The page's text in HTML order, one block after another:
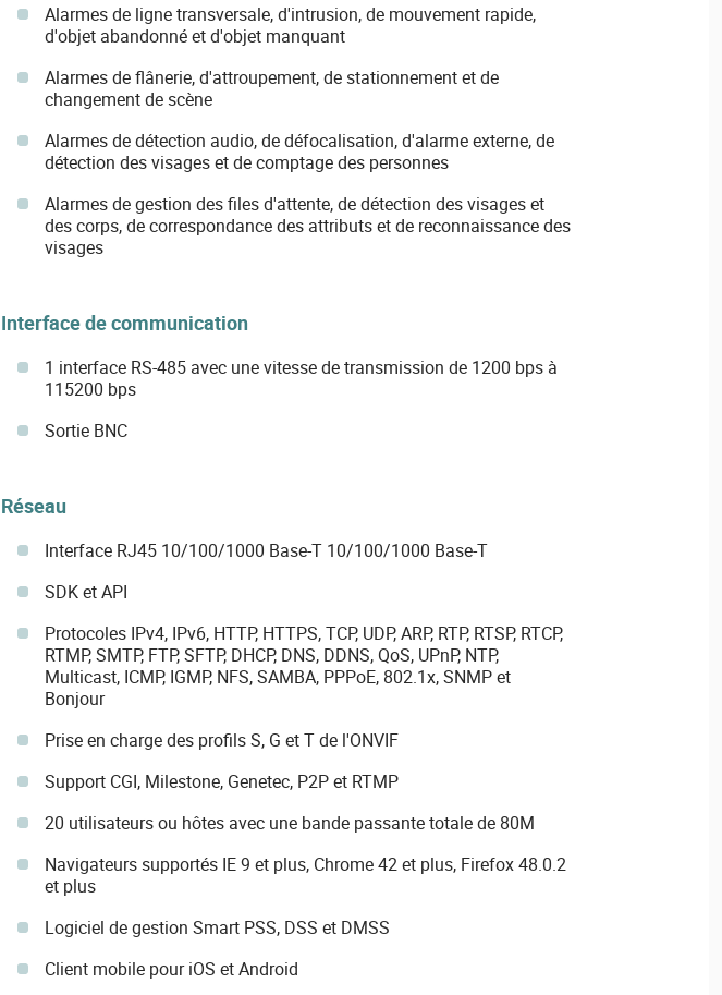
Alarmes de ligne transversale, d'intrusion, de mouvement rapide,
d'objet abandonné et d'objet manquant
Alarmes de flânerie, d'attroupement, de stationnement et de
changement de scène
Alarmes de détection audio, de défocalisation, d'alarme externe, de
détection des visages et de comptage des personnes
Alarmes de gestion des files d'attente, de détection des visages et
des corps, de correspondance des attributs et de reconnaissance des
visages
Interface de communication
1 interface RS-485 avec une vitesse de transmission de 1200 bps à
115200 bps
Sortie BNC
Réseau
Interface RJ45 10/100/1000 Base-T 10/100/1000 Base-T
SDK et API
Protocoles IPv4, IPv6, HTTP, HTTPS, TCP, UDP, ARP, RTP, RTSP, RTCP,
RTMP, SMTP, FTP, SFTP, DHCP, DNS, DDNS, QoS, UPnP, NTP,
Multicast, ICMP, IGMP, NFS, SAMBA, PPPoE, 802.1x, SNMP et
Bonjour
Prise en charge des profils S, G et T de l'ONVIF
Support CGI, Milestone, Genetec, P2P et RTMP
20 utilisateurs ou hôtes avec une bande passante totale de 80M
Navigateurs supportés IE 9 et plus, Chrome 42 et plus, Firefox 48.0.2
et plus
Logiciel de gestion Smart PSS, DSS et DMSS
Client mobile pour iOS et Android